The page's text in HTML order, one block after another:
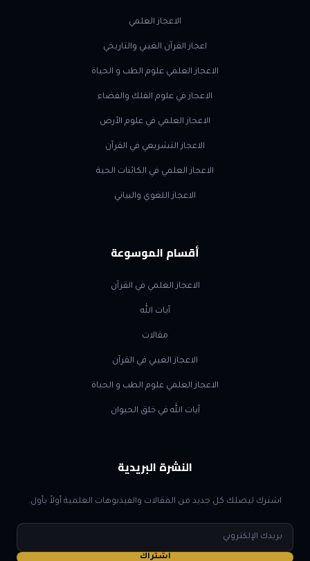
الاعجاز العلمي
اعجاز القرآن الغيبي والتاريخي
الاعجاز العلمي علوم الطب و الحياة
الاعجاز في علوم الفلك والفضاء
الاعجاز العلمي في علوم الأرض
الاعجاز التشريعي في القرآن
الاعجاز العلمي في الكائنات الحية
الاعجاز اللغوي والبياني
أقسام الموسوعة
الاعجاز العلمي في القرآن
آيات الله
مقالات
الاعجاز الغيبي في القرآن
الاعجاز العلمي علوم الطب و الحياة
آيات الله في خلق الحيوان
النشرة البريدية
اشترك ليصلك كل جديد من المقالات والفيديوهات العلمية أولاً بأول.
البريد
الإلكتروني
اشتراك